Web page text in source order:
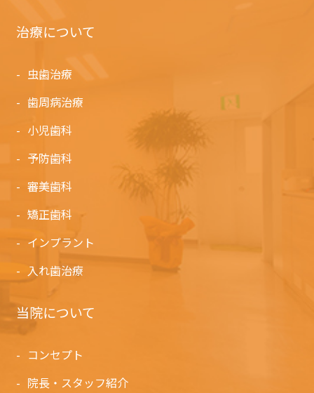
治療について
虫歯治療
歯周病治療
小児歯科
予防歯科
審美歯科
矯正歯科
インプラント
入れ歯治療
当院について
コンセプト
院長・スタッフ紹介